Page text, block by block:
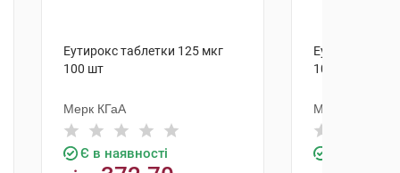
Еутирокс таблетки 125 мкг
100 шт
Мерк КГаА
Є в наявності
Еутирокс
100 шт
Мерк КГаА